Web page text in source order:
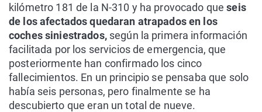
kilómetro 181 de la N-310 y ha provocado queseis
de los afectados quedaran atrapados en los
coches siniestrados, según la primera información
facilitada por los servicios de emergencia, que
posteriormente han confirmado los cinco
fallecimientos. En un principio se pensaba que solo
había seis personas, pero finalmente se ha
descubierto que eran un total de nueve.